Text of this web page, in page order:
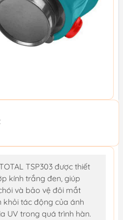
TSP303 được thiết
kính trắng đen, giúp
và bảo vệ đôi mắt
khỏi tác động của ánh
UV trong quá trình hàn.